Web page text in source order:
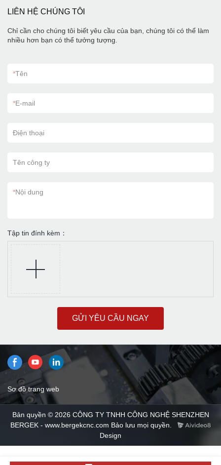
LIÊN HỆ CHÚNG TÔI
Chỉ cần cho chúng tôi biết yêu cầu của bạn, chúng tôi có thể làm
nhiều hơn bạn có thể tưởng tượng.
*Tên
*E-mail
Điện thoại
Tên công ty
*Nội dung
Tập tin đính kèm：
GỬI YÊU CẦU NGAY
Sơ đồ trang web
Bản quyền © 2026 CÔNG TY TNHH CÔNG NGHỆ SHENZHEN
BERGEK - www.bergekcnc.com Bảo lưu mọi quyền.
Design